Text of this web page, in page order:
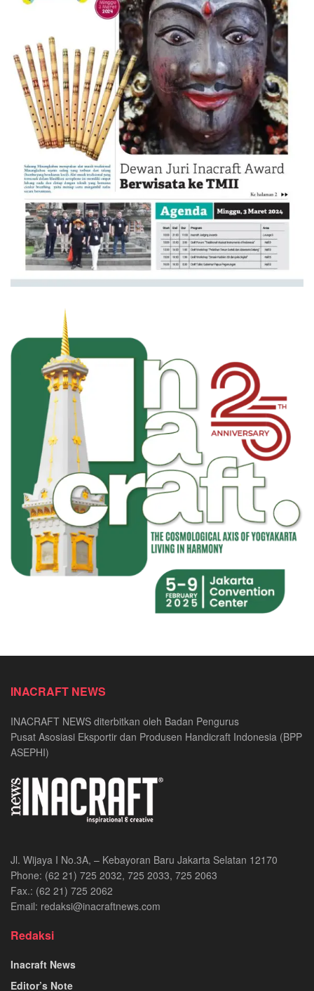
INACRAFT NEWS
INACRAFT NEWS diterbitkan oleh Badan Pengurus
Pusat Asosiasi Eksportir dan Produsen Handicraft Indonesia (BPP
ASEPHI)
Jl. Wijaya I No.3A, – Kebayoran Baru Jakarta Selatan 12170
Phone: (62 21) 725 2032, 725 2033, 725 2063
Fax.: (62 21) 725 2062
Email: redaksi@inacraftnews.com
Redaksi
Inacraft News
Editor’s Note